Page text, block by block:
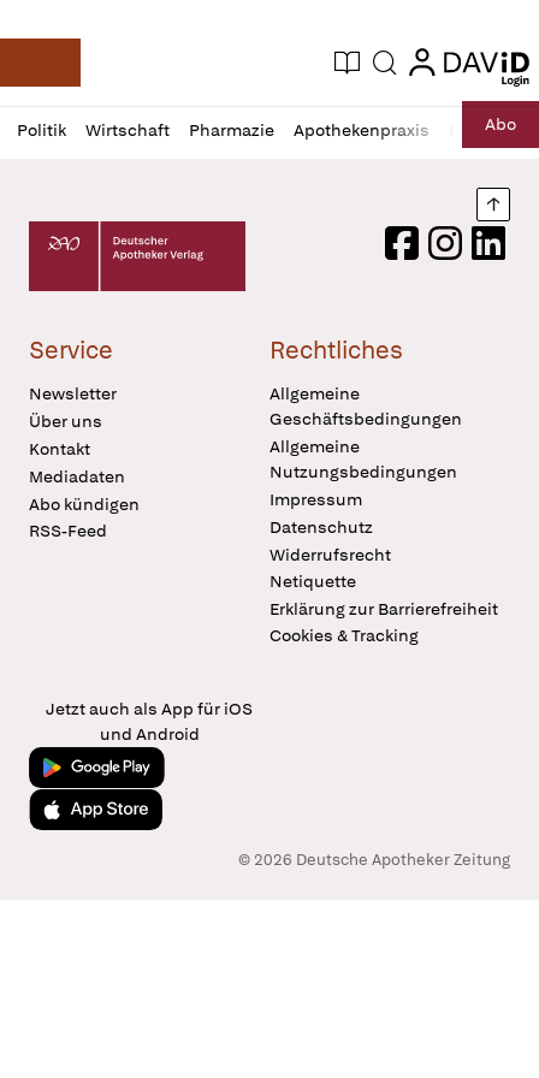
Deutsche Apotheker Zeitung
Aktuelle Ausgabe
Suche login
login
Politik Wirtschaft Pharmazie Apothekenpraxis RechtAbo
Profil
öffnen
Daz
Pur
Deutscher Apotheker Verlag Logo
FacebookInstagram
Service
Newsletter
Über uns
Kontakt
Mediadaten
Abo kündigen
RSS-Feed
Rechtliches
Allgemeine
Geschäftsbedingungen
Allgemeine
Nutzungsbedingungen
Impressum
Datenschutz
Widerrufsrecht
Netiquette
Erklärung zur Barrierefreiheit
Cookies & Tracking
Jetzt auch als App für iOS
und Android
Jetzt bei Google Play
Laden im App Store
© 2026 Deutsche Apotheker Zeitung